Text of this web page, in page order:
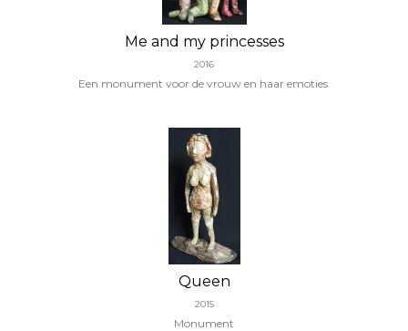
Me and my princesses
2016
Een monument voor de vrouw en haar emoties.
Queen
2015
Monument